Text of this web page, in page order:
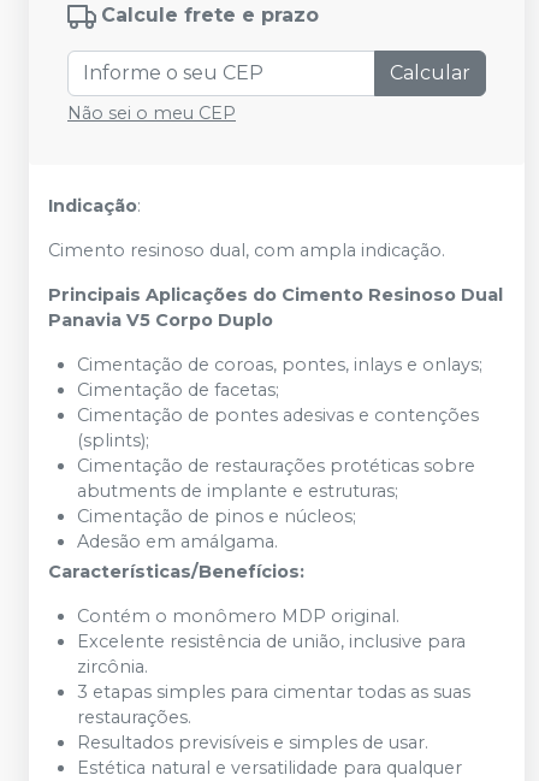
Calcule frete e prazo
Calcular
Não sei o meu CEP
Indicação:
Cimento resinoso dual, com ampla indicação.
Principais Aplicações do Cimento Resinoso Dual
Panavia V5 Corpo Duplo
Cimentação de coroas, pontes, inlays e onlays;
Cimentação de facetas;
Cimentação de pontes adesivas e contenções
(splints);
Cimentação de restaurações protéticas sobre
abutments de implante e estruturas;
Cimentação de pinos e núcleos;
Adesão em amálgama.
Características/Benefícios:
Contém o monômero MDP original.
Excelente resistência de união, inclusive para
zircônia.
3 etapas simples para cimentar todas as suas
restaurações.
Resultados previsíveis e simples de usar.
Estética natural e versatilidade para qualquer